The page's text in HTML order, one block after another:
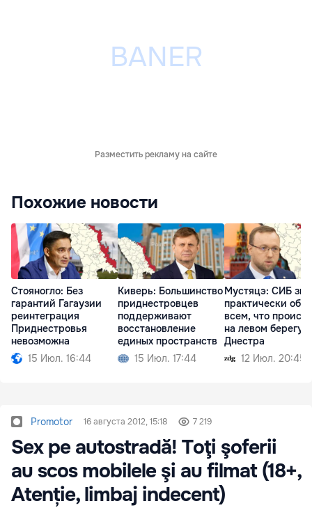
Разместить рекламу на сайте
Похожие новости
Стояногло: Без
гарантий Гагаузии
реинтеграция
Приднестровья
невозможна
15 Июл. 16:44
Киверь: Большинство
приднестровцев
поддерживают
восстановление
единых пространств
15 Июл. 17:44
Мустяцэ: СИБ
практически обо
всем, что
на левом берегу
Днестра
12 Июл. 20:45
Promotor 16 августа 2012, 15:18 7 219
Sex pe autostradă! Toţi şoferii
au scos mobilele şi au filmat (18+,
Atenție, limbaj indecent)